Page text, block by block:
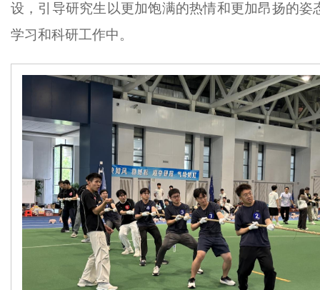
设，引导研究生以更加饱满的热情和更加昂扬的姿
学习和科研工作中。